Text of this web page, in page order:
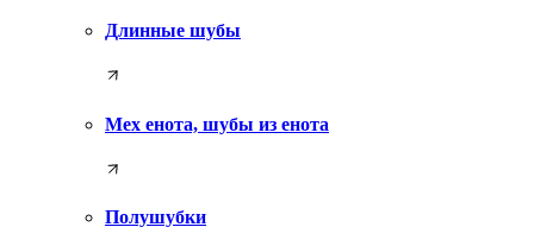
Длинные шубы
Мех енота, шубы из енота
Полушубки